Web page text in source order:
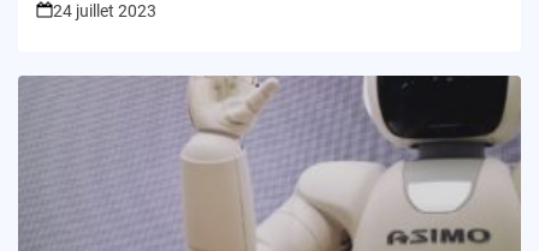
24 juillet 2023